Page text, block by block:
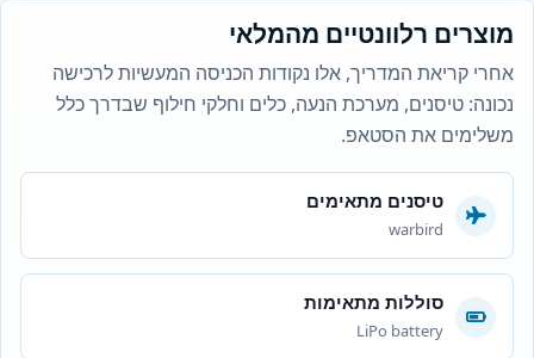
מוצרים רלוונטיים מהמלאי
אחרי קריאת המדריך, אלו נקודות הכניסה המעשיות לרכישה
נכונה: טיסנים, מערכת הנעה, כלים וחלקי חילוף שבדרך כלל
משלימים את הסטאפ.
טיסנים מתאימים
warbird
סוללות מתאימות
LiPo battery